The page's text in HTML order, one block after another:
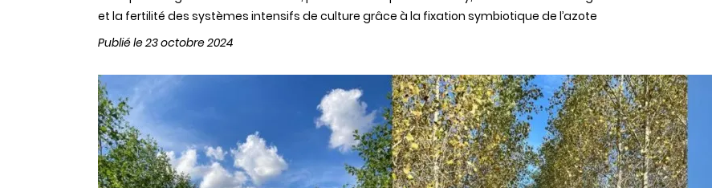
et la fertilité des systèmes intensifs de culture grâce à la fixation symbiotique de l’azote
Publié le 23 octobre 2024